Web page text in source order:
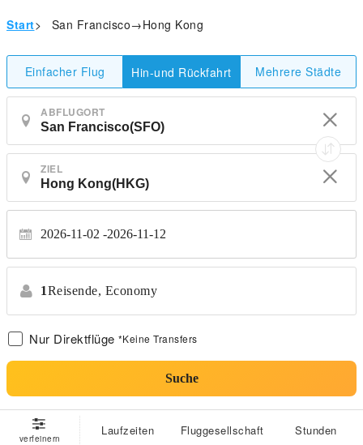
Start> San Francisco→Hong Kong
Einfacher Flug Hin-und Rückfahrt Mehrere Städte
ABFLUGORT
ZIEL
2026-11-02 2026-11-12
1Reisende, Economy
Nur Direktflüge *Keine Transfers
Suche
verfeinern
Laufzeiten Fluggesellschaft Stunden